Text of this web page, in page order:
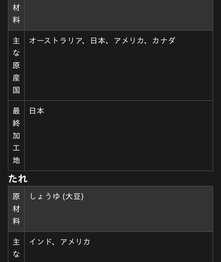
材
料
主
な
原
産
国
オーストラリア、日本、アメリカ、カナダ
最
終
加
工
地
日本
たれ
原
材
料
しょうゆ (大豆)
主
な
インド、アメリカ